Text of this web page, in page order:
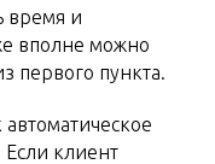
время и
вполне можно
первого пункта.
Если клиент